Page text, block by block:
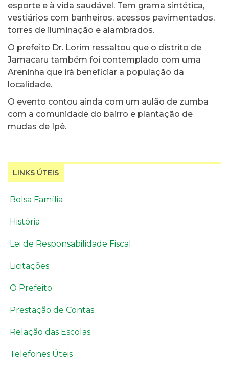
esporte e à vida saudável. Tem grama sintética,
vestiários com banheiros, acessos pavimentados,
torres de iluminação e alambrados.
O prefeito Dr. Lorim ressaltou que o distrito de
Jamacaru também foi contemplado com uma
Areninha que irá beneficiar a população da
localidade.
O evento contou ainda com um aulão de zumba
com a comunidade do bairro e plantação de
mudas de Ipê.
LINKS ÚTEIS
Bolsa Família
História
Lei de Responsabilidade Fiscal
Licitações
O Prefeito
Prestação de Contas
Relação das Escolas
Telefones Úteis